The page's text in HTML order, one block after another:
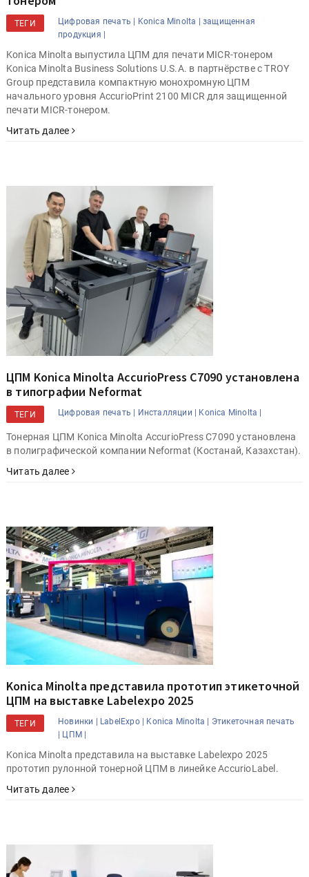
ТЕГИ Цифровая печать | Konica Minolta |
защищенная
продукция |
Konica Minolta выпустила ЦПМ для печати MICR-тонером
Konica Minolta Business Solutions U.S.A. в партнёрстве с TROY
Group представила компактную монохромную ЦПМ
начального уровня AccurioPrint 2100 MICR для защищенной
печати MICR-тонером.
Читать далее
ЦПМ Konica Minolta AccurioPress C7090 установлена
в типографии Neformat
ТЕГИ Цифровая печать | Инсталляции | Konica Minolta |
Тонерная ЦПМ Konica Minolta AccurioPress C7090 установлена
в полиграфической компании Neformat (Костанай, Казахстан).
Читать далее
Konica Minolta представила прототип этикеточной
ЦПМ на выставке Labelexpo 2025
ТЕГИ Новинки | LabelExpo | Konica Minolta |
Этикеточная печать
ЦПМ |
Konica Minolta представила на выставке Labelexpo 2025
прототип рулонной тонерной ЦПМ в линейке AccurioLabel.
Читать далее